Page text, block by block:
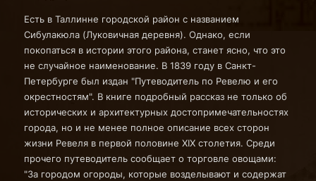
Есть в Таллинне городской район с названием
Сибулакюла (Луковичная деревня). Однако, если
покопаться в истории этого района, станет ясно, что это
не случайное наименование. В 1839 году в Санкт-
Петербурге был издан "Путеводитель по Ревелю и его
окрестностям". В книге подробный рассказ не только об
исторических и архитектурных достопримечательностях
города, но и не менее полное описание всех сторон
жизни Ревеля в первой половине XIX столетия. Среди
прочего путеводитель сообщает о торговле овощами:
"За городом огороды, которые возделывают и содержат